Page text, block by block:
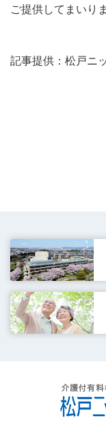
ご提供してまいり
記事提供：松戸ニ